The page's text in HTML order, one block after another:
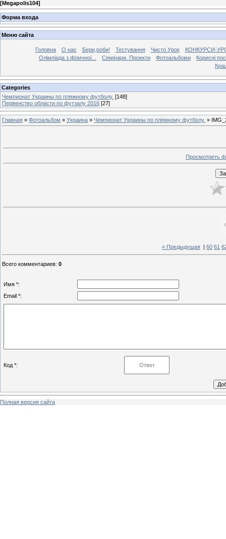
[Megapolis104]
Форма входа
Меню сайта
Головна О нас Бери,роби! Тестування Чисто Урок
КОНКУРСИ-
Олімпіада з фізичної...
Семінари. Проекти Фотоальбоми
Корисні
Categories
Чемпионат Украины по пляжному футболу. [148]
Первенство области по футзалу 2016 [27]
Главная » Фотоальбом » Украина » Чемпионат Украины по пляжному футболу. »
Просмотреть
« Предыдущая 60 61
Всего комментариев: 0
Имя *:
Email *:
Код *:
Полная версия сайта